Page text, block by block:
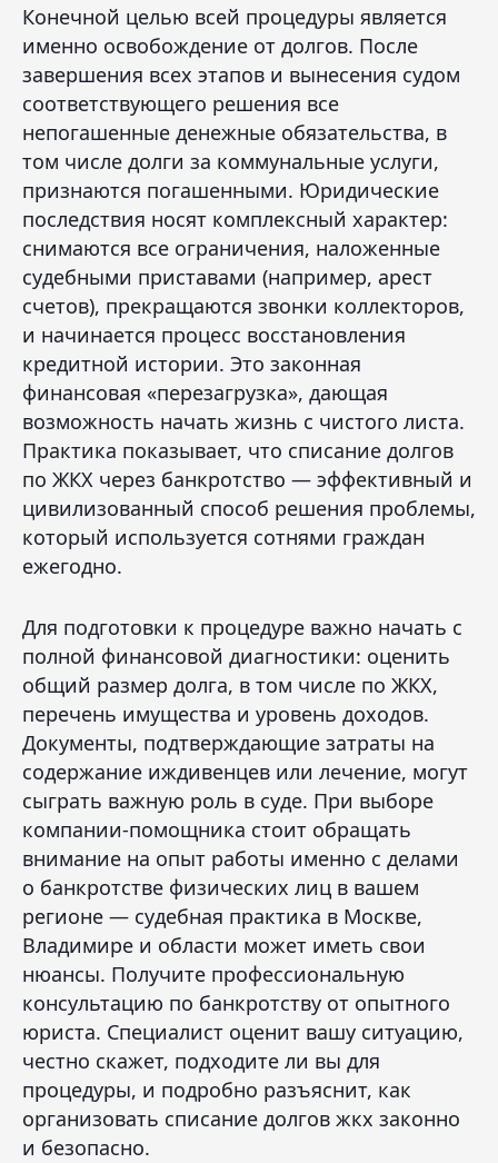
Конечной целью всей процедуры является
именно освобождение от долгов. После
завершения всех этапов и вынесения судом
соответствующего решения все
непогашенные денежные обязательства, в
том числе долги за коммунальные услуги,
признаются погашенными. Юридические
последствия носят комплексный характер:
снимаются все ограничения, наложенные
судебными приставами (например, арест
счетов), прекращаются звонки коллекторов,
и начинается процесс восстановления
кредитной истории. Это законная
финансовая «перезагрузка», дающая
возможность начать жизнь с чистого листа.
Практика показывает, что списание долгов
по ЖКХ через банкротство — эффективный и
цивилизованный способ решения проблемы,
который используется сотнями граждан
ежегодно.
Для подготовки к процедуре важно начать с
полной финансовой диагностики: оценить
общий размер долга, в том числе по ЖКХ,
перечень имущества и уровень доходов.
Документы, подтверждающие затраты на
содержание иждивенцев или лечение, могут
сыграть важную роль в суде. При выборе
компании-помощника стоит обращать
внимание на опыт работы именно с делами
о банкротстве физических лиц в вашем
регионе — судебная практика в Москве,
Владимире и области может иметь свои
нюансы. Получите профессиональную
консультацию по банкротству от опытного
юриста. Специалист оценит вашу ситуацию,
честно скажет, подходите ли вы для
процедуры, и подробно разъяснит, как
организовать списание долгов жкх законно
и безопасно.